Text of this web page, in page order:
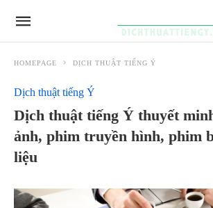
HOMEPAGE DỊCH THUẬT TIẾNG Ý
Dịch thuật tiếng Ý
Dịch thuật tiếng Ý thuyết
ảnh, phim truyền hình, phim
liệu